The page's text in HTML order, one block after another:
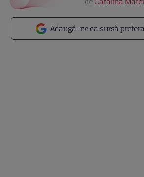
Adaugă-ne ca sursă